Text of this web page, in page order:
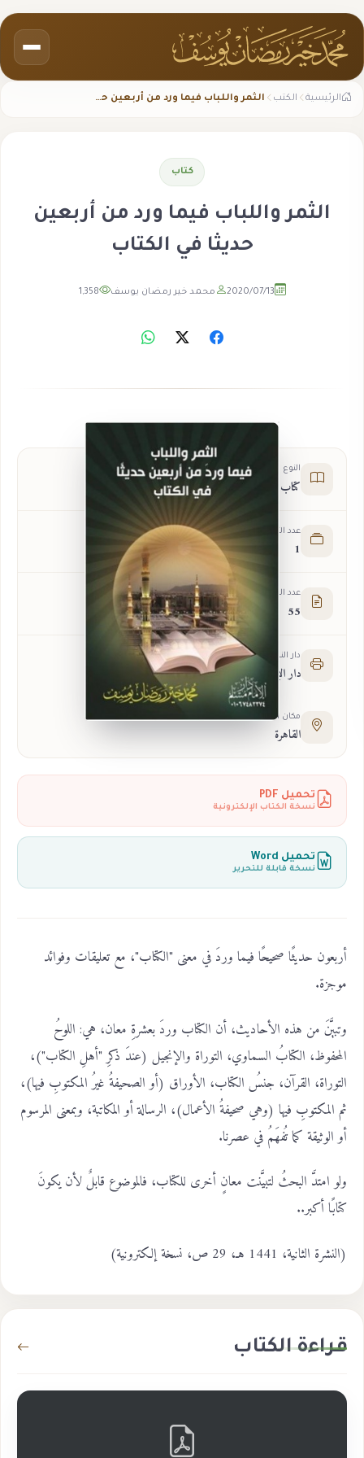
الرئيسية الكتب الثمر واللباب فيما ورد من أربعين حديثا في الكتاب
كتاب
الثمر واللباب فيما ورد من أربعين
حديثا في الكتاب
2020/07/13 محمد خير رمضان يوسف 1,358
النوع
كتاب
عدد الأجزاء
1
عدد الصفحات
55
دار النشر
دار الإمام مسلم
مكان النشر
القاهرة
تحميل PDF
نسخة الكتاب الإلكترونية
تحميل Word
نسخة قابلة للتحرير
أربعون حديثًا صحيحًا فيما وردَ في معنى "الكتاب"، مع تعليقات وفوائد
موجزة.
وتبيَّنَ من هذه الأحاديث، أن الكتاب وردَ بعشرةِ معان، هي: اللوحُ
المحفوظ، الكتابُ السماوي، التوراة والإنجيل (عندَ ذكرِ "أهلِ الكتاب")،
التوراة، القرآن، جنسُ الكتاب، الأوراق (أو الصحيفةُ غيرُ المكتوبِ فيها)،
ثم المكتوبِ فيها (وهي صحيفةُ الأعمال)، الرسالة أو المكاتبة، وبمعنى المرسوم
أو الوثيقة كما تُفهَمُ في عصرنا.
ولو امتدَّ البحثُ لتبيَّنت معانٍ أخرى للكتاب، فالموضوع قابلٌ لأن يكونَ
كتابًا أكبر..
(النشرة الثانية، 1441 هـ، 29 ص، نسخة إلكترونية)
قراءة الكتاب